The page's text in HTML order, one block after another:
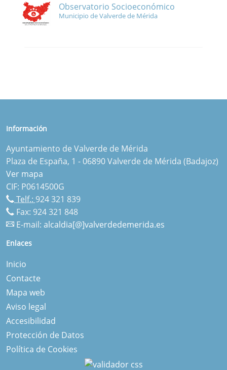
Observatorio Socioeconómico
Municipio de Valverde de Mérida
Información
Ayuntamiento de Valverde de Mérida
Plaza de España, 1 - 06890 Valverde de Mérida (Badajoz)
Ver mapa
CIF: P0614500G
Telf.: 924 321 839
Fax: 924 321 848
E-mail: alcaldia[@]valverdedemerida.es
Enlaces
Inicio
Contacte
Mapa web
Aviso legal
Accesibilidad
Protección de Datos
Política de Cookies